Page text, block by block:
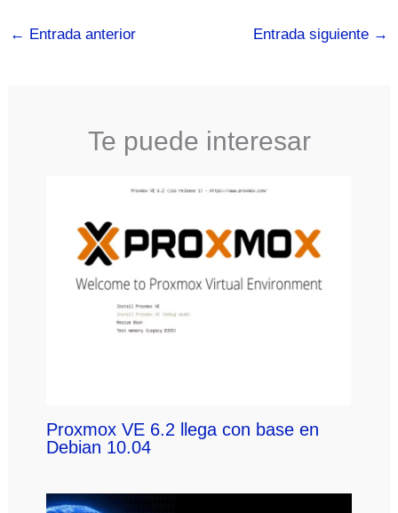
← Entrada anterior Entrada siguiente →
Te puede interesar
Proxmox VE 6.2 llega con base en
Debian 10.04